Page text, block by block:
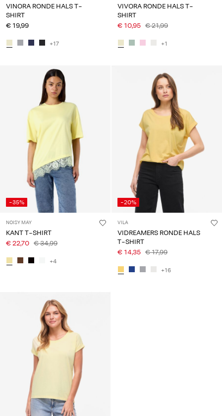
VINORA RONDE HALS T-
SHIRT
€ 19,99
+17
VIVORA RONDE HALS T-
SHIRT
€ 10,95 € 21,99
+1
-35%
NOISY MAY
KANT T-SHIRT
€ 22,70 € 34,99
+4
-20%
VILA
VIDREAMERS RONDE HALS
T-SHIRT
€ 14,35 € 17,99
+16